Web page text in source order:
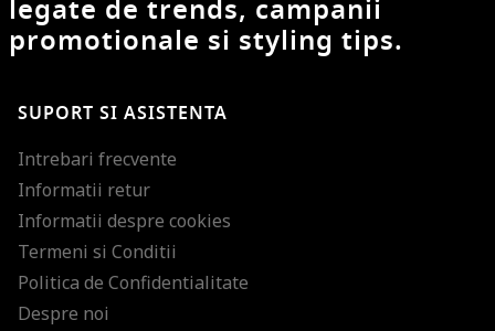
legate de trends, campanii
promotionale si styling tips.
SUPORT SI ASISTENTA
Intrebari frecvente
Informatii retur
Informatii despre cookies
Termeni si Conditii
Politica de Confidentialitate
Despre noi